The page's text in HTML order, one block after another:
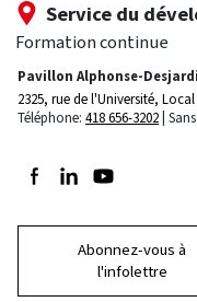
Service du
Formation continue
Pavillon Alphonse-
2325, rue de l'Université, Local
Téléphone: 418 656-3202
Suivez-nous sur Facebook
Suivez-nous sur
Suivez-nous sur
Abonnez-vous à
l'infolettre